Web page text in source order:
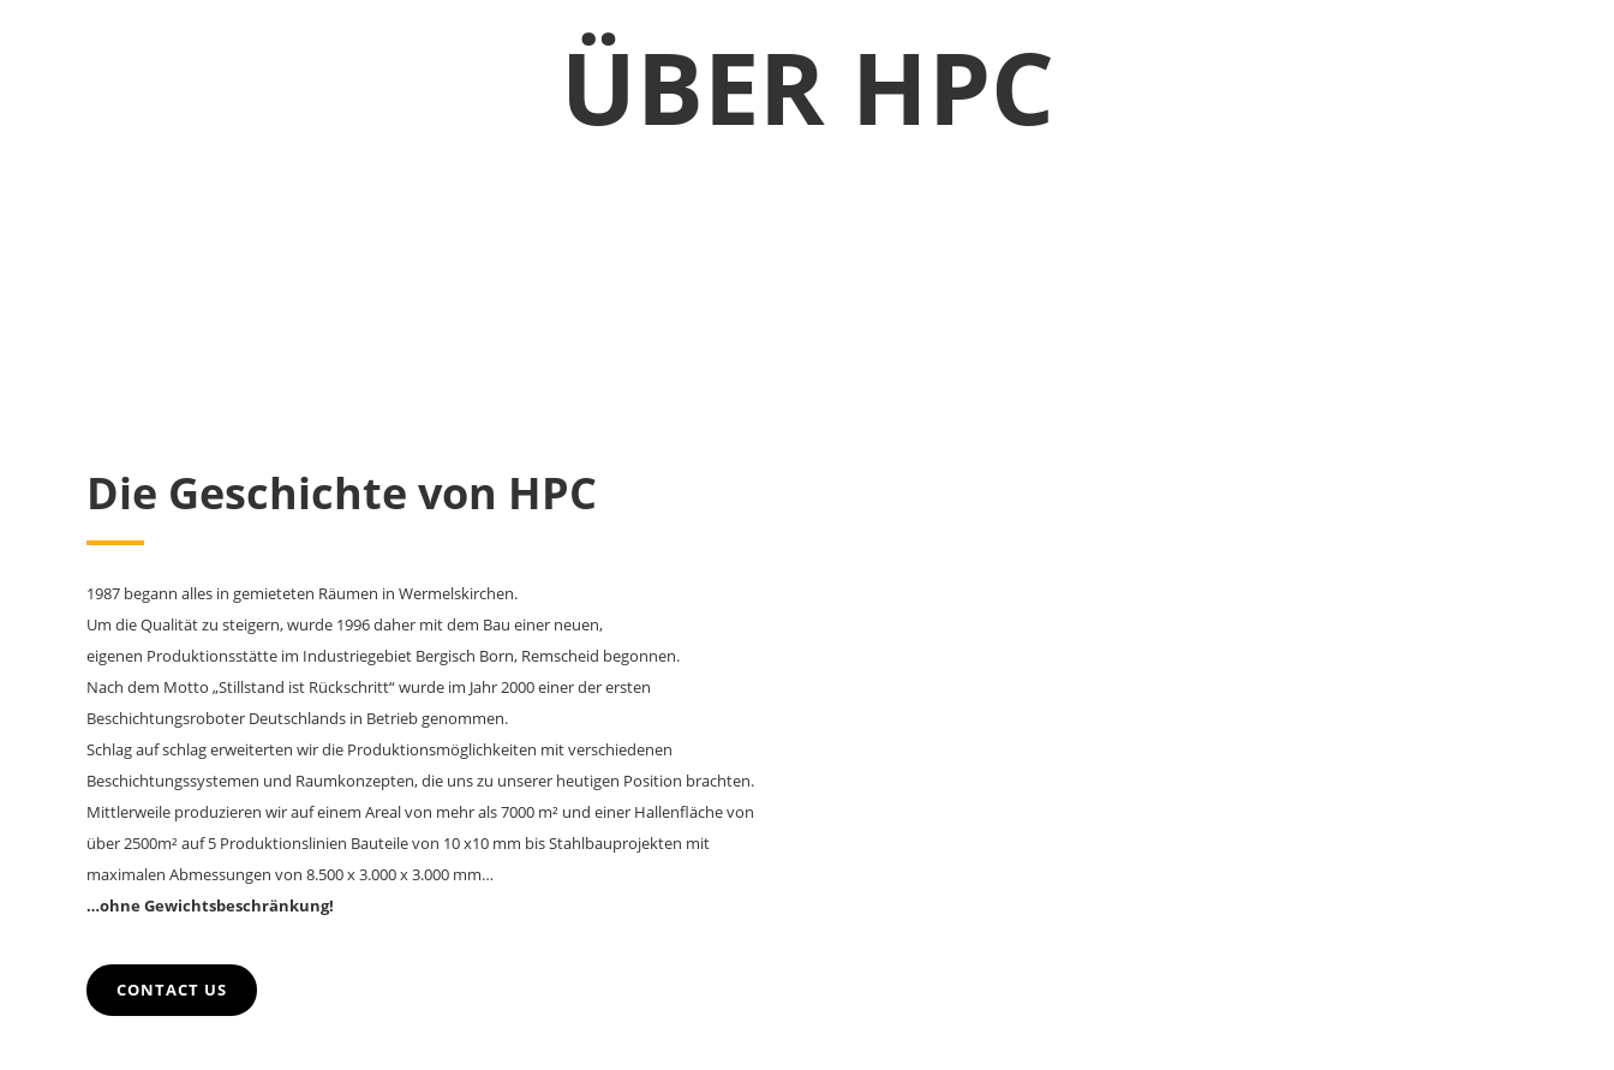
ÜBER HPC
Die Geschichte von HPC
1987 begann alles in gemieteten Räumen in Wermelskirchen.
Um die Qualität zu steigern, wurde 1996 daher mit dem Bau einer neuen,
eigenen Produktionsstätte im Industriegebiet Bergisch Born, Remscheid begonnen.
Nach dem Motto „Stillstand ist Rückschritt“ wurde im Jahr 2000 einer der ersten
Beschichtungsroboter Deutschlands in Betrieb genommen.
Schlag auf schlag erweiterten wir die Produktionsmöglichkeiten mit verschiedenen
Beschichtungssystemen und Raumkonzepten, die uns zu unserer heutigen Position brachten.
Mittlerweile produzieren wir auf einem Areal von mehr als 7000 m² und einer Hallenfläche von
über 2500m² auf 5 Produktionslinien Bauteile von 10 x10 mm bis Stahlbauprojekten mit
maximalen Abmessungen von 8.500 x 3.000 x 3.000 mm…
…ohne Gewichtsbeschränkung!
CONTACT US